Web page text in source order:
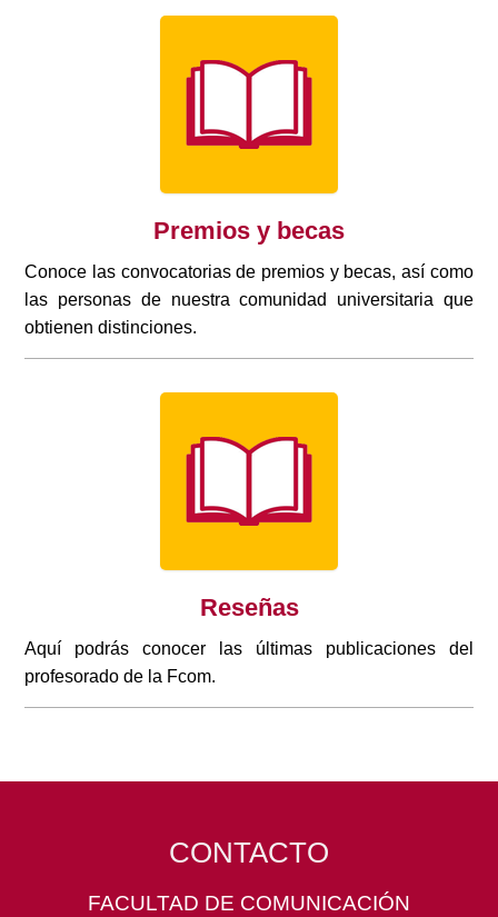
Premios y becas
Conoce las convocatorias de premios y becas, así como
las personas de nuestra comunidad universitaria que
obtienen distinciones.
Reseñas
Aquí podrás conocer las últimas publicaciones del
profesorado de la Fcom.
CONTACTO
FACULTAD DE COMUNICACIÓN